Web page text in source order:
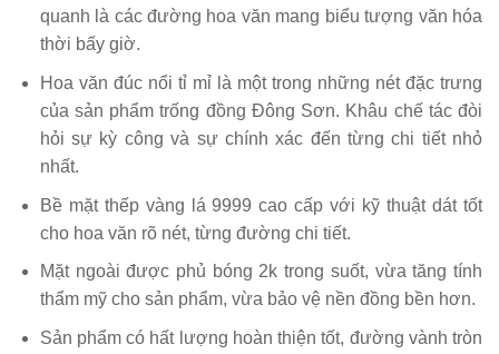
quanh là các đường hoa văn mang biểu tượng văn hóa
thời bấy giờ.
Hoa văn đúc nổi tỉ mỉ là một trong những nét đặc trưng
của sản phẩm trống đồng Đông Sơn. Khâu chế tác đòi
hỏi sự kỳ công và sự chính xác đến từng chi tiết nhỏ
nhất.
Bề mặt thếp vàng lá 9999 cao cấp với kỹ thuật dát tốt
cho hoa văn rõ nét, từng đường chi tiết.
Mặt ngoài được phủ bóng 2k trong suốt, vừa tăng tính
thẩm mỹ cho sản phẩm, vừa bảo vệ nền đồng bền hơn.
Sản phẩm có hất lượng hoàn thiện tốt, đường vành tròn